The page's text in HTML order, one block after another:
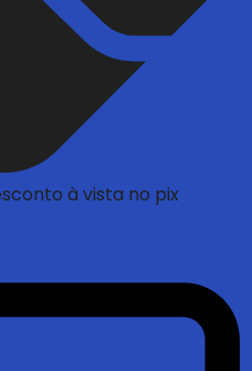
à vista no pix